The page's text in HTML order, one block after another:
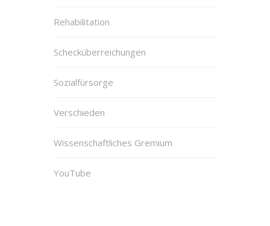
Rehabilitation
Schecküberreichungen
Sozialfürsorge
Verschieden
Wissenschaftliches Gremium
YouTube